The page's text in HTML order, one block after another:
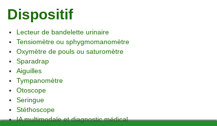
Dispositif
Lecteur de bandelette urinaire
Tensiomètre ou sphygmomanomètre
Oxymètre de pouls ou saturomètre
Sparadrap
Aiguilles
Tympanomètre
Otoscope
Seringue
Stéthoscope
IA multimodale et diagnostic médical